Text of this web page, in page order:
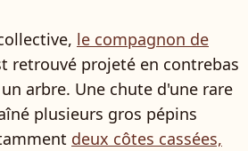
le compagnon de
retrouvé projeté en contrebas
arbre. Une chute d'une rare
plusieurs gros pépins
deux côtes cassées,